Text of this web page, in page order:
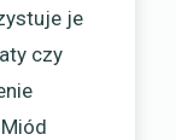
je
czy